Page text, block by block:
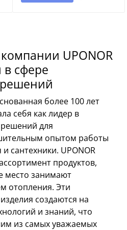
UPONOR
в сфере
более 100 лет
себя как лидер в
для
опытом работы
сантехники. UPONOR
продуктов,
место занимают
отопления. Эти
создаются на
и знаний, что
из самых уважаемых